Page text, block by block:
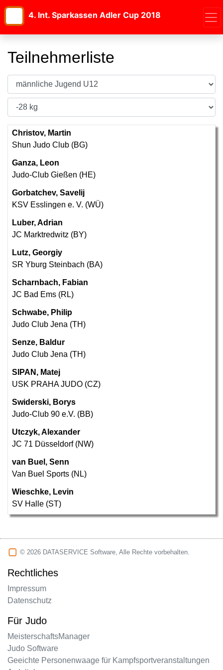
4. Int. Sparkassen Adler Cup 2018
Teilnehmerliste
Christov, Martin
Shun Judo Club (BG)
Ganza, Leon
Judo-Club Gießen (HE)
Gorbatchev, Savelij
KSV Esslingen e. V. (WÜ)
Luber, Adrian
JC Marktredwitz (BY)
Lutz, Georgiy
SR Yburg Steinbach (BA)
Scharnbach, Fabian
JC Bad Ems (RL)
Schwabe, Philip
Judo Club Jena (TH)
Senze, Baldur
Judo Club Jena (TH)
SIPAN, Matej
USK PRAHA JUDO (CZ)
Swiderski, Borys
Judo-Club 90 e.V. (BB)
Utczyk, Alexander
JC 71 Düsseldorf (NW)
van Buel, Senn
Van Buel Sports (NL)
Wieschke, Levin
SV Halle (ST)
© 2026 DATASERVICE Software, Alle Rechte vorbehalten.
Rechtliches
Impressum
Datenschutz
Für Judo
MeisterschaftsManager
Judo Software
Geeichte Personenwaage für Kampfsportveranstaltungen